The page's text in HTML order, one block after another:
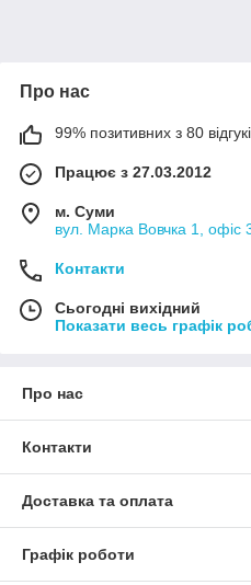
Про нас
99% позитивних з 80
Працює з 27.03.2012
м. Суми
вул. Марка Вовчка 1, офіс
Контакти
Сьогодні вихідний
Показати весь графік
Про нас
Контакти
Доставка та оплата
Графік роботи